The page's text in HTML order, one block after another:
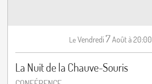
LeVendredi 7Aoûtà 20:00
La Nuit de la Chauve-Souris